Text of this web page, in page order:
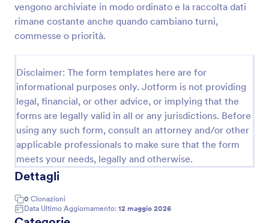
vengono archiviate in modo ordinato e la raccolta dati
rimane costante anche quando cambiano turni,
commesse o priorità.
Disclaimer: The form templates here are for
informational purposes only. Jotform is not providing
legal, financial, or other advice, or implying that the
forms are legally valid in all or any jurisdictions. Before
using any such form, consult an attorney and/or other
applicable professionals to make sure that the form
meets your needs, legally and otherwise.
Dettagli
0 Clonazioni
Data Ultimo Aggiornamento: 12 maggio 2026
Raccogli e archivia i rapporti di fine turno con il
Modulo per Rapporto Turno Giornaliero, utile per
reparti operativi e responsabili che devono
con Jotform.
Go to Category:
Moduli di Segnalazione dei Turni
Usa Template
Anteprima